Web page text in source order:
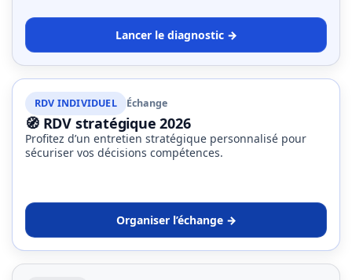
(159)
Interviews
(108)
Rubrique
formation
(71)
Lancer le diagnostic →
RDV INDIVIDUEL Échange
🧭 RDV stratégique 2026
Profitez d’un entretien stratégique personnalisé pour
sécuriser vos décisions compétences.
Organiser l’échange →